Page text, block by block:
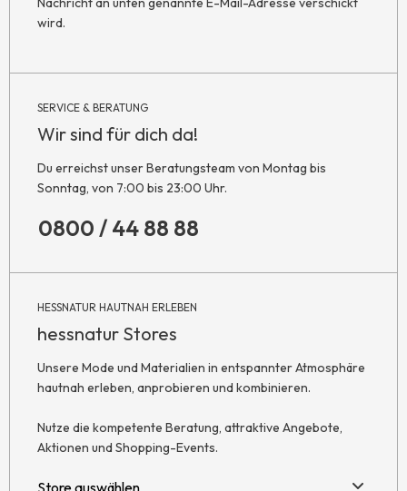
wird.
SERVICE & BERATUNG
Wir sind für dich da!
Du erreichst unser Beratungsteam von Montag bis
Sonntag, von 7:00 bis 23:00 Uhr.
0800 / 44 88 88
HESSNATUR HAUTNAH ERLEBEN
hessnatur Stores
Unsere Mode und Materialien in entspannter Atmosphäre
hautnah erleben, anprobieren und kombinieren.
Nutze die kompetente Beratung, attraktive Angebote,
Aktionen und Shopping-Events.